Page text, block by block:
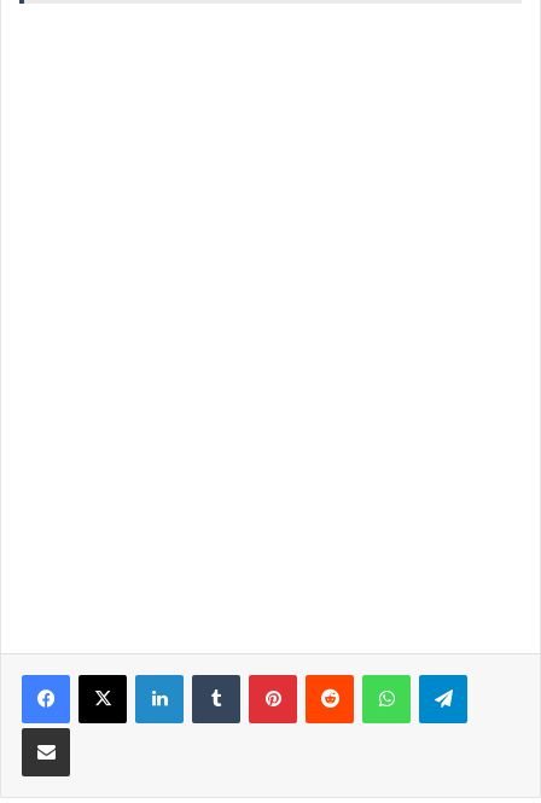
LinkedInTumblrPinterestReddit WhatsApp
Partilhar Via Email